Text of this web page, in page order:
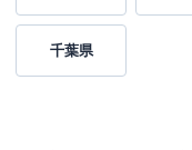
千葉県